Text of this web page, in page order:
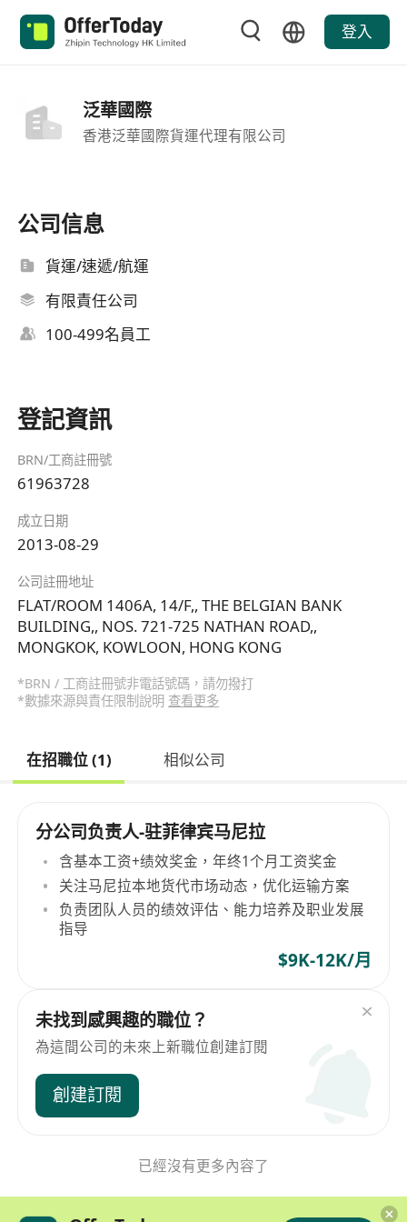
登入
泛華國際
香港泛華國際貨運代理有限公司
公司信息
貨運/速遞/航運
有限責任公司
100-499名員工
登記資訊
BRN/工商註冊號
61963728
成立日期
2013-08-29
公司註冊地址
FLAT/ROOM 1406A, 14/F,, THE BELGIAN BANK
BUILDING,, NOS. 721-725 NATHAN ROAD,,
MONGKOK, KOWLOON, HONG KONG
*BRN / 工商註冊號非電話號碼，請勿撥打
*數據來源與責任限制說明 查看更多
在招職位 (1) 相似公司
分公司负责人-驻菲律宾马尼拉
含基本工资+绩效奖金，年终1个月工资奖金
关注马尼拉本地货代市场动态，优化运输方案
负责团队人员的绩效评估、能力培养及职业发展
指导
$9K-12K/月
未找到感興趣的職位？
為這間公司的未來上新職位創建訂閱
創建訂閱
已經沒有更多內容了